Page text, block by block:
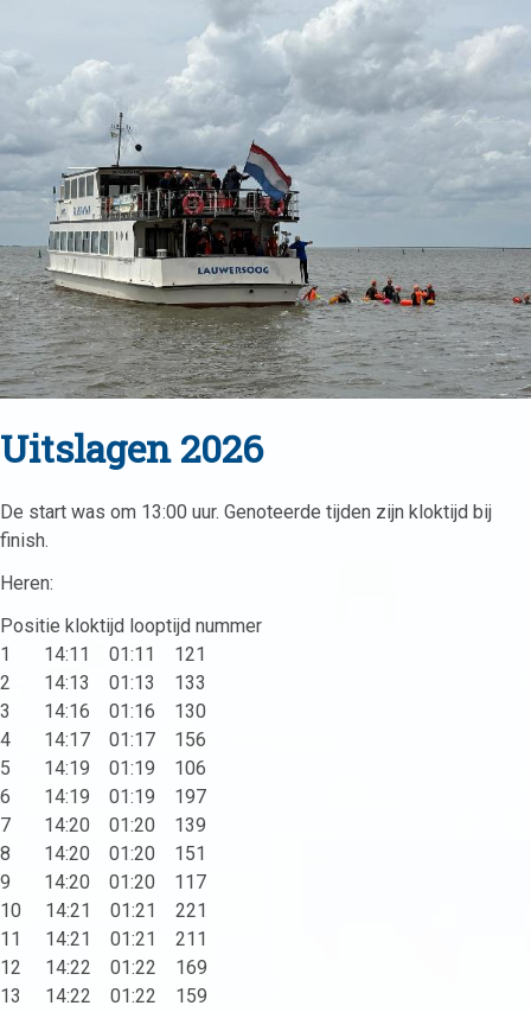
Uitslagen 2026
De start was om 13:00 uur. Genoteerde tijden zijn kloktijd bij
finish.
Heren:
Positie kloktijd looptijd nummer
1 14:11 01:11 121
2 14:13 01:13 133
3 14:16 01:16 130
4 14:17 01:17 156
5 14:19 01:19 106
6 14:19 01:19 197
7 14:20 01:20 139
8 14:20 01:20 151
9 14:20 01:20 117
10 14:21 01:21 221
11 14:21 01:21 211
12 14:22 01:22 169
13 14:22 01:22 159